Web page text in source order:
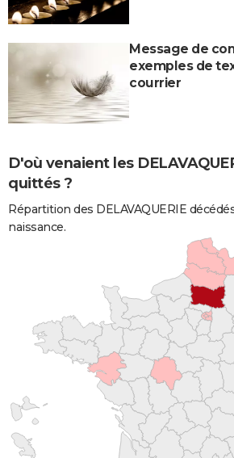
Message de
exemples de
courrier
D'où venaient les
quittés ?
Répartition des DELAVAQUERIE
naissance.